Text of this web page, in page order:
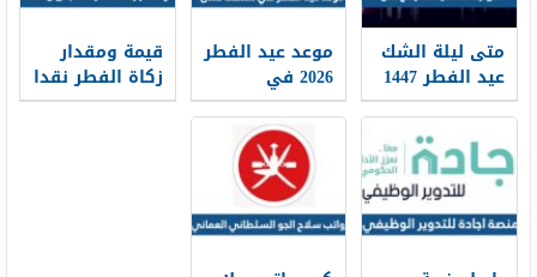
متى ليلة الشك
عيد الفطر 1447
في عمان
موعد عيد الفطر
2026 في
سلطنة عمان
قيمة ومقدار
زكاة الفطر نقدا
بالريال العماني